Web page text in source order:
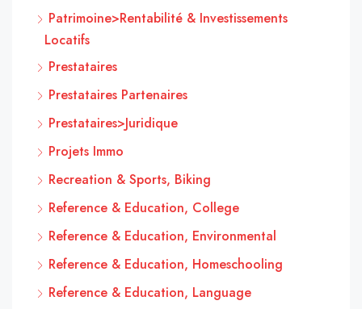
Patrimoine>Rentabilité & Investissements
Locatifs
Prestataires
Prestataires Partenaires
Prestataires>Juridique
Projets Immo
Recreation & Sports, Biking
Reference & Education, College
Reference & Education, Environmental
Reference & Education, Homeschooling
Reference & Education, Language